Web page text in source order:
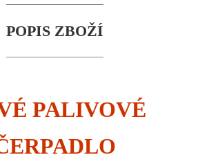
POPIS ZBOŽÍ
PALIVOVÉ